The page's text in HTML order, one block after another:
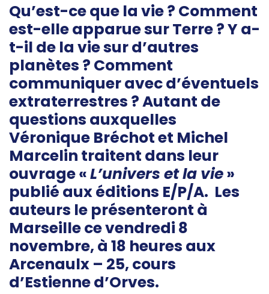
Qu’est-ce que la vie ? Comment
est-elle apparue sur Terre ? Y a-
t-il de la vie sur d’autres
planètes ? Comment
communiquer avec d’éventuels
extraterrestres ? Autant de
questions auxquelles
Véronique Bréchot et Michel
Marcelin traitent dans leur
ouvrage «L’univers et la vie»
publié aux éditions E/P/A. Les
auteurs le présenteront à
Marseille ce vendredi 8
novembre, à 18 heures aux
Arcenaulx – 25, cours
d’Estienne d’Orves.